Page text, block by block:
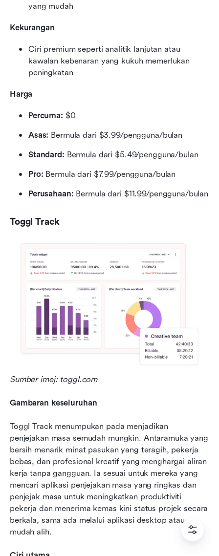
yang mudah
Kekurangan
Ciri premium seperti analitik lanjutan atau
kawalan kebenaran yang kukuh memerlukan
peningkatan
Harga
Percuma: $0
Asas: Bermula dari $3.99/pengguna/bulan
Standard: Bermula dari $5.49/pengguna/bulan
Pro: Bermula dari $7.99/pengguna/bulan
Perusahaan: Bermula dari $11.99/pengguna/bulan
Toggl Track
Sumber imej: toggl.com
Gambaran keseluruhan
Toggl Track menumpukan pada menjadikan
penjejakan masa semudah mungkin. Antaramuka yang
bersih menarik minat pasukan yang teragih, pekerja
bebas, dan profesional kreatif yang menghargai aliran
kerja tanpa gangguan. Ia sesuai untuk mereka yang
mencari aplikasi penjejakan masa yang ringkas dan
penjejak masa untuk meningkatkan produktiviti
pekerja dan menerima kemas kini status projek secara
berkala, sama ada melalui aplikasi desktop atau
mudah alih.